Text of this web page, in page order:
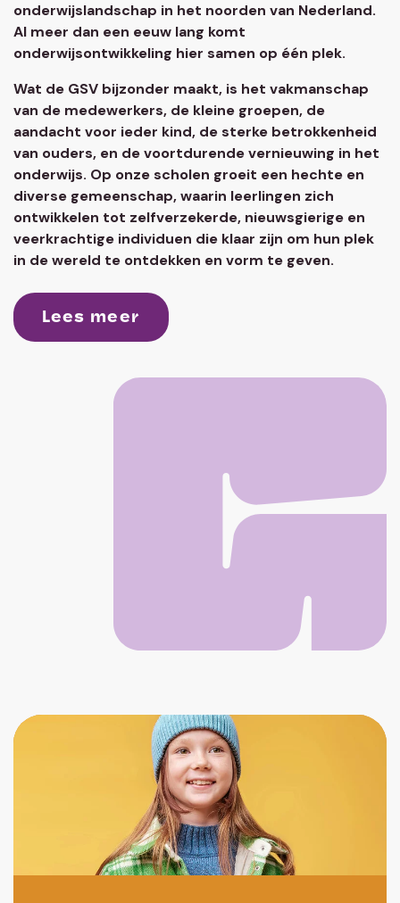
onderwijslandschap in het noorden van Nederland.
Al meer dan een eeuw lang komt
onderwijsontwikkeling hier samen op één plek.
Wat de GSV bijzonder maakt, is het vakmanschap
van de medewerkers, de kleine groepen, de
aandacht voor ieder kind, de sterke betrokkenheid
van ouders, en de voortdurende vernieuwing in het
onderwijs. Op onze scholen groeit een hechte en
diverse gemeenschap, waarin leerlingen zich
ontwikkelen tot zelfverzekerde, nieuwsgierige en
veerkrachtige individuen die klaar zijn om hun plek
in de wereld te ontdekken en vorm te geven.
Lees meer